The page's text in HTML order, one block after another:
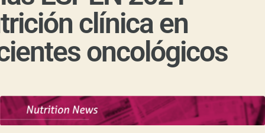
clínica en
oncológicos